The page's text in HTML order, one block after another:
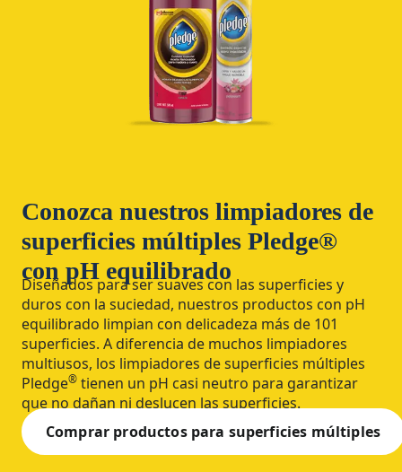
Conozca nuestros limpiadores de
superficies múltiples Pledge®
con pH equilibrado
Diseñados para ser suaves con las superficies y
duros con la suciedad, nuestros productos con pH
equilibrado limpian con delicadeza más de 101
superficies. A diferencia de muchos limpiadores
multiusos, los limpiadores de superficies múltiples
Pledge® tienen un pH casi neutro para garantizar
que no dañan ni deslucen las superficies.
Comprar productos para superficies múltiples